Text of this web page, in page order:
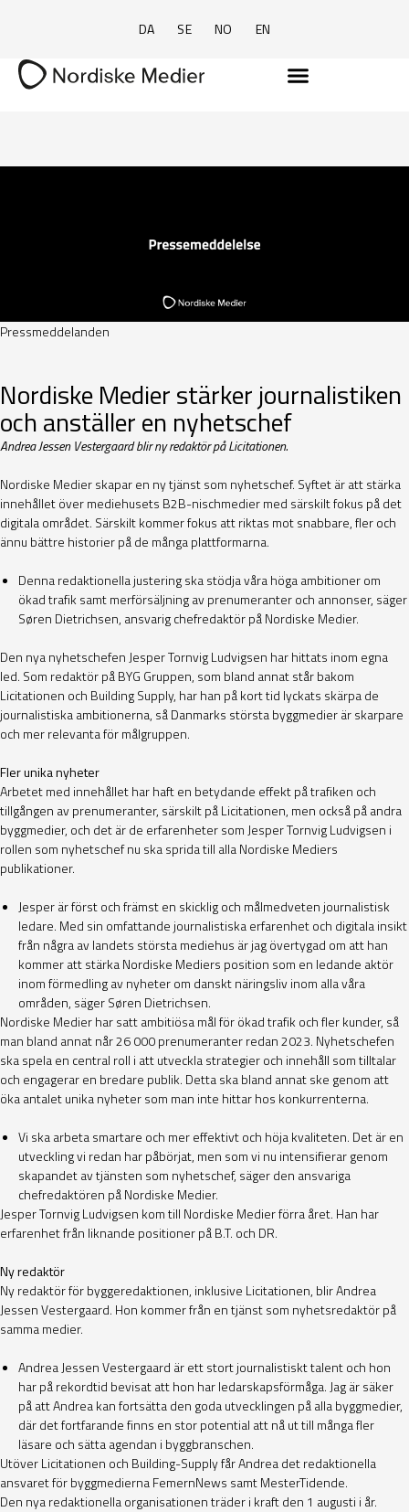
DA SE NO EN
Pressmeddelanden
Nordiske Medier stärker journalistiken
och anställer en nyhetschef
Andrea Jessen Vestergaard blir ny redaktör på Licitationen.
Nordiske Medier skapar en ny tjänst som nyhetschef. Syftet är att stärka
innehållet över mediehusets B2B-nischmedier med särskilt fokus på det
digitala området. Särskilt kommer fokus att riktas mot snabbare, fler och
ännu bättre historier på de många plattformarna.
Denna redaktionella justering ska stödja våra höga ambitioner om
ökad trafik samt merförsäljning av prenumeranter och annonser, säger
Søren Dietrichsen, ansvarig chefredaktör på Nordiske Medier.
Den nya nyhetschefen Jesper Tornvig Ludvigsen har hittats inom egna
led. Som redaktör på BYG Gruppen, som bland annat står bakom
Licitationen och Building Supply, har han på kort tid lyckats skärpa de
journalistiska ambitionerna, så Danmarks största byggmedier är skarpare
och mer relevanta för målgruppen.
Fler unika nyheter
Arbetet med innehållet har haft en betydande effekt på trafiken och
tillgången av prenumeranter, särskilt på Licitationen, men också på andra
byggmedier, och det är de erfarenheter som Jesper Tornvig Ludvigsen i
rollen som nyhetschef nu ska sprida till alla Nordiske Mediers
publikationer.
Jesper är först och främst en skicklig och målmedveten journalistisk
ledare. Med sin omfattande journalistiska erfarenhet och digitala insikt
från några av landets största mediehus är jag övertygad om att han
kommer att stärka Nordiske Mediers position som en ledande aktör
inom förmedling av nyheter om danskt näringsliv inom alla våra
områden, säger Søren Dietrichsen.
Nordiske Medier har satt ambitiösa mål för ökad trafik och fler kunder, så
man bland annat når 26 000 prenumeranter redan 2023. Nyhetschefen
ska spela en central roll i att utveckla strategier och innehåll som tilltalar
och engagerar en bredare publik. Detta ska bland annat ske genom att
öka antalet unika nyheter som man inte hittar hos konkurrenterna.
Vi ska arbeta smartare och mer effektivt och höja kvaliteten. Det är en
utveckling vi redan har påbörjat, men som vi nu intensifierar genom
skapandet av tjänsten som nyhetschef, säger den ansvariga
chefredaktören på Nordiske Medier.
Jesper Tornvig Ludvigsen kom till Nordiske Medier förra året. Han har
erfarenhet från liknande positioner på B.T. och DR.
Ny redaktör
Ny redaktör för byggeredaktionen, inklusive Licitationen, blir Andrea
Jessen Vestergaard. Hon kommer från en tjänst som nyhetsredaktör på
samma medier.
Andrea Jessen Vestergaard är ett stort journalistiskt talent och hon
har på rekordtid bevisat att hon har ledarskapsförmåga. Jag är säker
på att Andrea kan fortsätta den goda utvecklingen på alla byggmedier,
där det fortfarande finns en stor potential att nå ut till många fler
läsare och sätta agendan i byggbranschen.
Utöver Licitationen och Building-Supply får Andrea det redaktionella
ansvaret för byggmedierna FemernNews samt MesterTidende.
Den nya redaktionella organisationen träder i kraft den 1 augusti i år.